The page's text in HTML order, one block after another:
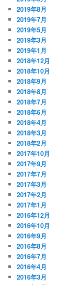
2019年8月
2019年7月
2019年5月
2019年3月
2019年1月
2018年12月
2018年10月
2018年9月
2018年8月
2018年7月
2018年6月
2018年4月
2018年3月
2018年2月
2017年10月
2017年9月
2017年7月
2017年3月
2017年2月
2017年1月
2016年12月
2016年10月
2016年9月
2016年8月
2016年7月
2016年4月
2016年3月